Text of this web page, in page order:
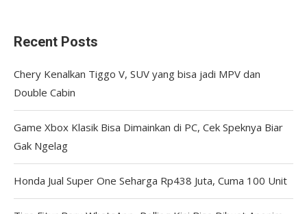
Recent Posts
Chery Kenalkan Tiggo V, SUV yang bisa jadi MPV dan
Double Cabin
Game Xbox Klasik Bisa Dimainkan di PC, Cek Speknya Biar
Gak Ngelag
Honda Jual Super One Seharga Rp438 Juta, Cuma 100 Unit